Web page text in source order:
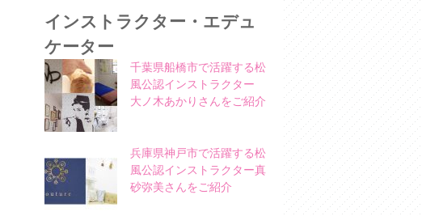
インストラクター・エデュ
ケーター
千葉県船橋市で活躍する松
風公認インストラクター
大ノ木あかりさんをご紹介
兵庫県神戸市で活躍する松
風公認インストラクター真
砂弥美さんをご紹介